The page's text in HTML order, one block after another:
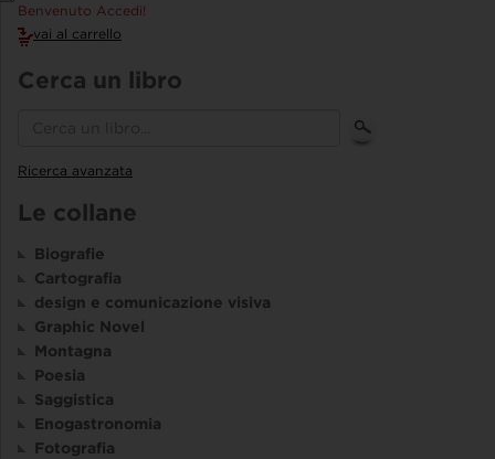
Benvenuto Accedi!
vai al carrello
Cerca un libro
Ricerca avanzata
Le collane
Biografie
Cartografia
design e comunicazione visiva
Graphic Novel
Montagna
Poesia
Saggistica
Enogastronomia
Fotografia